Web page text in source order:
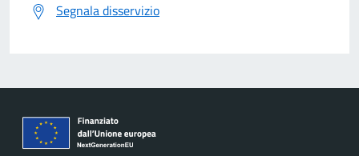
Segnala disservizio